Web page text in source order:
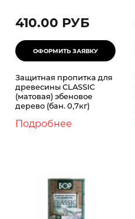
410.00 РУБ
Защитная пропитка для
древесины CLASSIC
(матовая) эбеновое
дерево (бан. 0,7кг)
Подробнее